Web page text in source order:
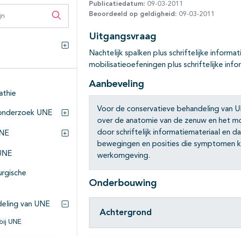
Zoeken binnen deze richtlijn
Alles openklappen
UNE
Subpagina's open- en dichtklappen
Subpagina's open- en dichtklappen
van UNE
Subpagina's open- en dichtklappen
UNE
Publicatiedatum: 09-03-2011
Beoordeeld op geldigheid: 09-03-2011
Uitgangsvraag
Nachtelijk spalken plus schriftelijke
mobilisatieoefeningen plus schriftelijke
Aanbeveling
Voor de conservatieve behandeling van
over de anatomie van de zenuw en het
door schriftelijk informatiemateriaal en
bewegingen en posities die symptomen
werkomgeving.
Onderbouwing
Achtergrond